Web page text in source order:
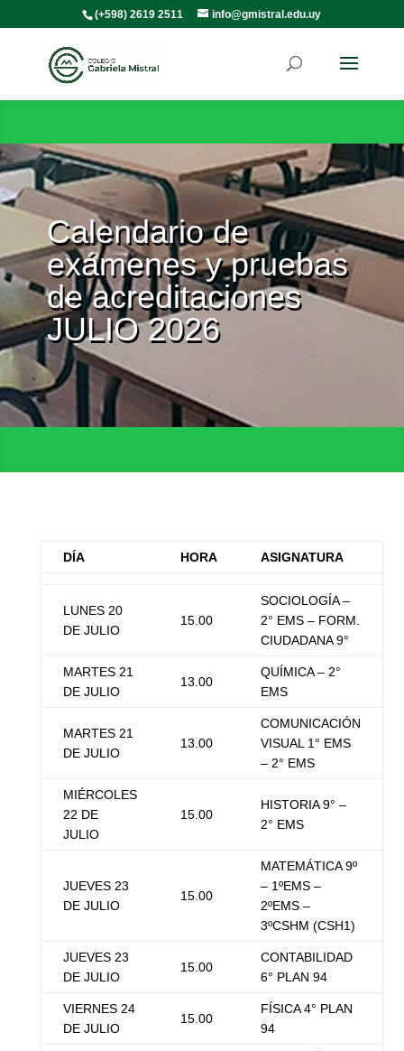
(+598) 2619 2511 info@gmistral.edu.uy
Calendario de
exámenes y pruebas
de acreditaciones
JULIO 2026
DÍA HORA ASIGNATURA
LUNES 20
DE JULIO
15.00
SOCIOLOGÍA –
2° EMS – FORM.
CIUDADANA 9°
MARTES 21
DE JULIO
13.00
QUÍMICA – 2°
EMS
MARTES 21
DE JULIO
13.00
COMUNICACIÓN
VISUAL 1° EMS
– 2° EMS
MIÉRCOLES
22 DE
JULIO
15.00
HISTORIA 9° –
2° EMS
JUEVES 23
DE JULIO
15.00
MATEMÁTICA 9º
– 1ºEMS –
2ºEMS –
3ºCSHM (CSH1)
JUEVES 23
DE JULIO
15.00
CONTABILIDAD
6° PLAN 94
VIERNES 24
DE JULIO
15.00
FÍSICA 4° PLAN
94